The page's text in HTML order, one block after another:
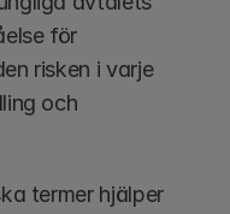
för
risken i varje
och
termer hjälper